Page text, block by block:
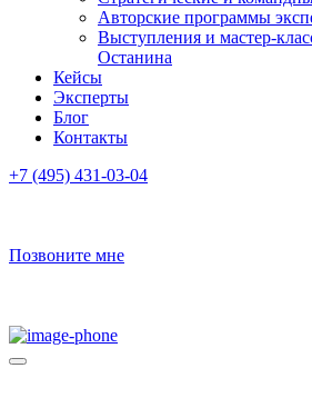
Авторские программы
Выступления и мастер-
Останина
Кейсы
Эксперты
Блог
Контакты
+7 (495) 431-03-04
Позвоните мне